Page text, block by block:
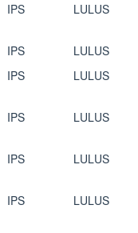
IPS LULUS
IPS
LULUS
IPS LULUS
IPS LULUS
IPS LULUS
IPS LULUS